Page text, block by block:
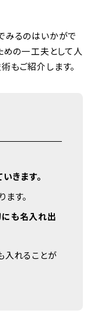
みるのはいかがで
めの一工夫として人
もご紹介します。
きます。
す。
も名入れ出
入れることが